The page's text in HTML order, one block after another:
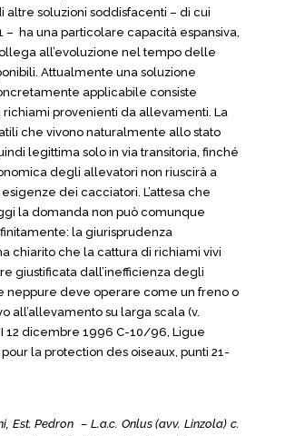
altre soluzioni soddisfacenti – di cui
1 – ha una particolare capacità espansiva,
all’evoluzione nel tempo delle
Attualmente una soluzione
applicabile consiste
richiami provenienti da allevamenti. La
che vivono naturalmente allo stato
legittima solo in via transitoria, finché
degli allevatori non riuscirà a
dei cacciatori. L’attesa che
la domanda non può comunque
la giurisprudenza
chiarito che la cattura di richiami vivi
giustificata dall’inefficienza degli
neppure deve operare come un freno o
all’allevamento su larga scala (v.
12 dicembre 1996 C-10/96, Ligue
la protection des oiseaux, punti 21-
Est. Pedron – L.a.c. Onlus (avv. Linzola) c.